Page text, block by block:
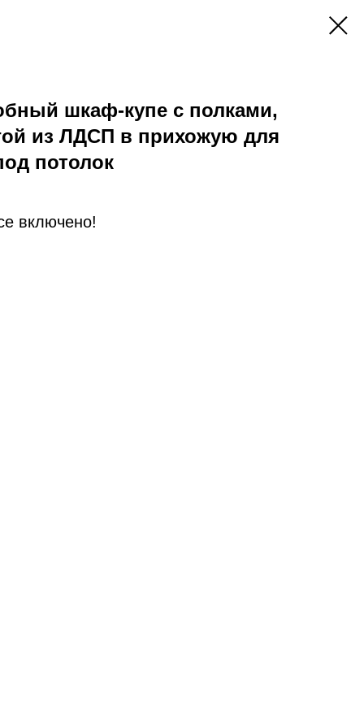
шкаф-купе с полками,
из ЛДСП в прихожую для
потолок
включено!